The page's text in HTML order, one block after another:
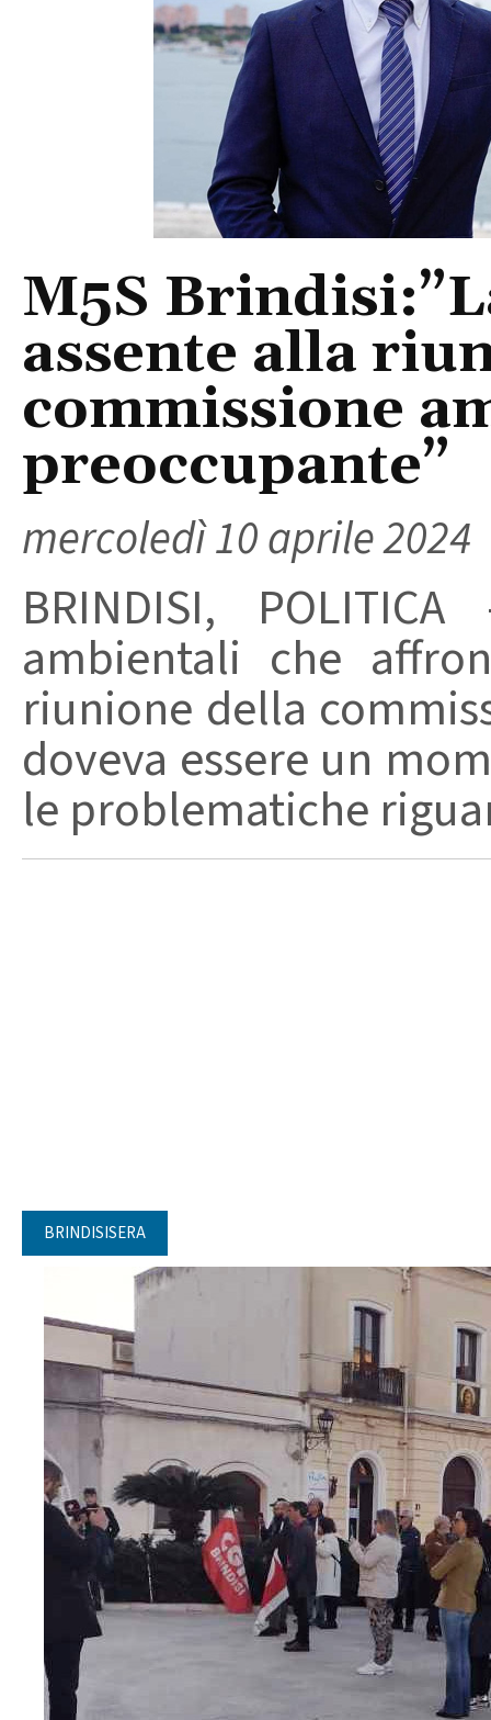
M5S
assente alla
commissione
preoccupante”
mercoledì 10 aprile 2024
BRINDISI,
ambientali che
riunione della
doveva essere un
le problematiche
BRINDISISERA